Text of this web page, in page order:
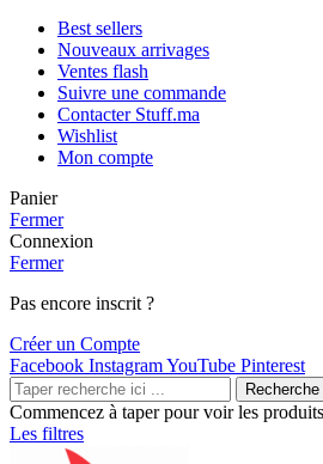
Best sellers
Nouveaux arrivages
Ventes flash
Suivre une commande
Contacter Stuff.ma
Wishlist
Mon compte
Panier
Fermer
Connexion
Fermer
Pas encore inscrit ?
Créer un Compte
Facebook InstagramYouTube Pinterest
Recherche
Commencez à taper pour voir les
Les filtres